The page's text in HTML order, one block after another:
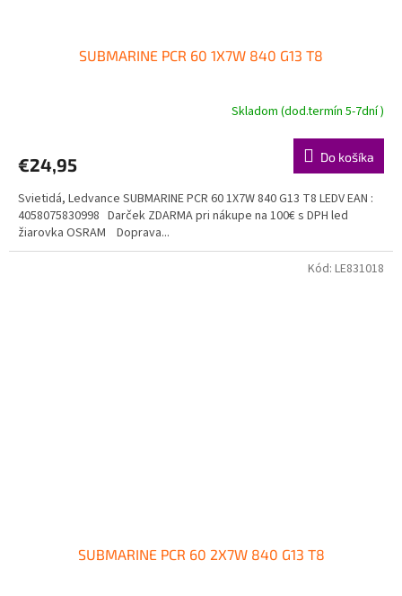
SUBMARINE PCR 60 1X7W 840 G13 T8
Skladom (dod.termín 5-7dní )
€24,95 Do košíka
Svietidá, Ledvance SUBMARINE PCR 60 1X7W 840 G13 T8 LEDV EAN :
4058075830998 Darček ZDARMA pri nákupe na 100€ s DPH led
žiarovka OSRAM Doprava...
SUBMARINE PCR 60 2X7W 840 G13 T8
Kód: LE831018